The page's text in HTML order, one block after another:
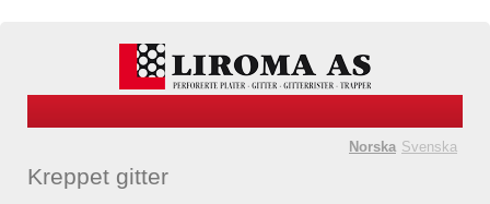
Norska Svenska
Kreppet gitter